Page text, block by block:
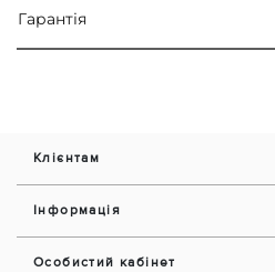
Гарантія
Клієнтам
Інформація
Особистий кабінет